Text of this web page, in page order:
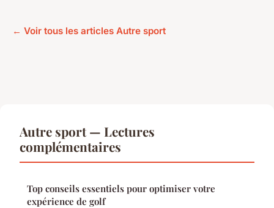
← Voir tous les articles Autre sport
Autre sport — Lectures
complémentaires
Top conseils essentiels pour optimiser votre
expérience de golf